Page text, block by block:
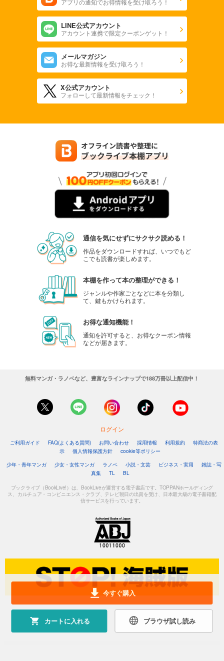
今すぐ購入
カートに入れる ブラウザ試し読み
LINE公式アカウント
アカウント連携で限定クーポンゲット！
メールマガジン
お得な最新情報を受け取ろう！
X公式アカウント
フォローして最新情報をチェック！
通信を気にせずにサクサク読める！
作品をダウンロードすれば、いつでもど
こでも読書が楽しめます。
本棚を作って本の整理ができる！
ジャンルや作家ごとなどに本を分類し
て、鍵もかけられます。
お得な通知機能！
通知を許可すると、お得なクーポン情報
などが届きます。
無料マンガ・ラノベなど、豊富なラインナップで188万冊以上配信中！
ログイン
ご利用ガイド FAQ(よくある質問) お問い合わせ 採用情報 利用規約
特商法の表
示
個人情報保護方針
cookie等ポリシー
少年・青年マンガ
少女・女性マンガ ラノベ 小説・文芸 ビジネス・実用
雑誌・写
真集
TL BL
ブックライブ（BookLive!）は、BookLiveが運営する電子書店です。TOPPANホールディング
ス、カルチュア・コンビニエンス・クラブ、テレビ朝日の出資を受け、日本最大級の電子書籍配
信サービスを行っています。